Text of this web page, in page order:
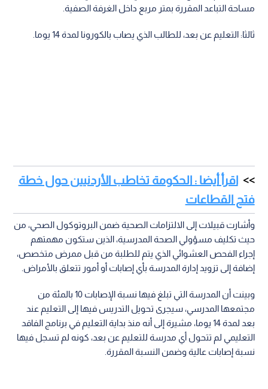
مساحة التباعد المقررة بمتر مربع داخل الغرفة الصفية.
ثالثا: التعليم عن بعد، للطالب الذي يصاب بالكورونا لمدة 14 يوما.
اقرأ أيضا : الحكومة تخاطب الأردنيين حول خطة
فتح القطاعات
وأشارت قبيلات إلى الالتزامات الصحية ضمن البروتوكول الصحي، من
حيث تكليف مسؤولي الصحة المدرسية، الذين ستكون مهمتهم
إجراء الفحص العشوائي الذي يتم للطلبة من قبل ممرض متخصص،
إضافة إلى تزويد إدارة المدرسة بأي إصابات أو أمور تتعلق بالأمراض.
وبينت أن المدرسة التي تبلغ فيها نسبة الإصابات 10 بالمئة من
مجتمعها المدرسي، سيجرى تحويل التدريس فيها إلى التعليم عند
بعد لمدة 14 يوما، مشيرة إلى أنه منذ بداية التعليم في برنامج الفاقد
التعليمي لم تتحول أي مدرسة للتعليم عن بعد، كونه لم تسجل فيها
نسبة إصابات عالية وضمن النسبة المقررة.